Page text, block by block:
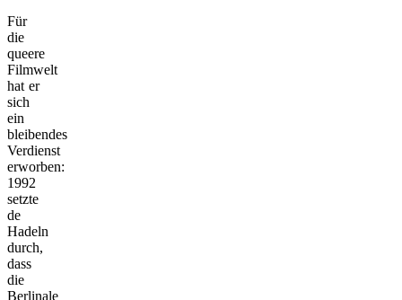
Für
die
queere
Filmwelt
hat er
sich
ein
bleibendes
Verdienst
erworben:
1992
setzte
de
Hadeln
durch,
dass
die
Berlinale